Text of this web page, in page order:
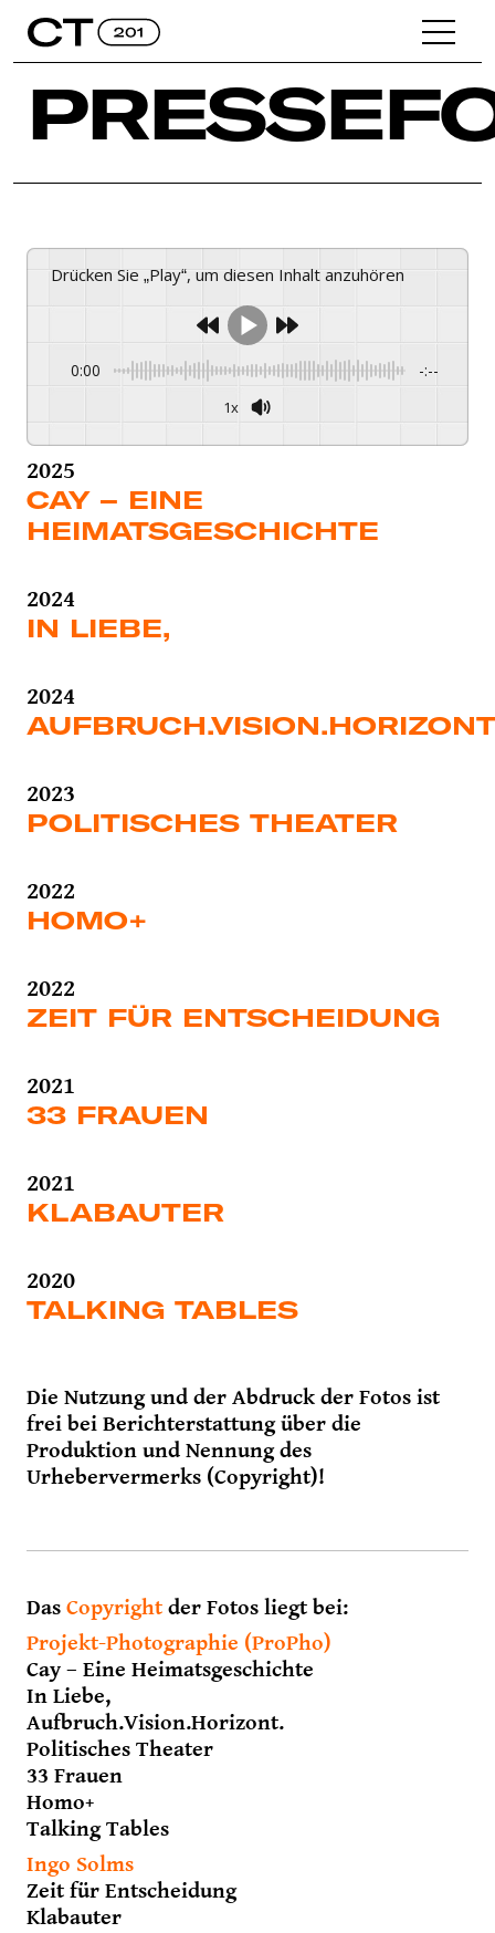
Drücken Sie „Play“, um diesen Inhalt anzuhören
0:00 -:--
1x
2025
CAY – EINE
HEIMATSGESCHICHTE
2024
IN LIEBE,
2024
AUFBRUCH.VISION.HORIZONT
2023
POLITISCHES THEATER
2022
HOMO+
2022
ZEIT FÜR ENTSCHEIDUNG
2021
33 FRAUEN
2021
KLABAUTER
2020
TALKING TABLES
Die Nutzung und der Abdruck der Fotos ist
frei bei Berichterstattung über die
Produktion und Nennung des
Urhebervermerks (Copyright)!
Das Copyright der Fotos liegt bei:
Projekt-Photographie (ProPho)
Cay – Eine Heimatsgeschichte
In Liebe,
Aufbruch.Vision.Horizont.
Politisches Theater
33 Frauen
Homo+
Talking Tables
Ingo Solms
Zeit für Entscheidung
Klabauter